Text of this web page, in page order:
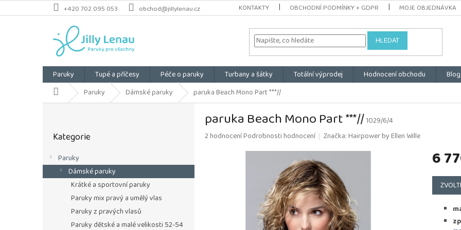
Přejít
na
+420 702 095 053 obchod@jillylenau.cz KONTAKTY OBCHODNÍ PODMÍNKY + GDPR MOJE OBJEDNÁVKA
HLEDAT
Paruky Tupé a příčesy Péče o paruky Turbany a šátky Totální výprodej Hodnocení obchodu Blog
Domů Paruky Dámské paruky paruka Beach Mono Part ***//
P
a
n
kategorie
Kategorie
Paruky
Dámské paruky
Krátké a sportovní paruky
Paruky mix pravý a umělý vlas
Paruky z pravých vlasů
Paruky dětské a malé velikosti 52-54
paruka Beach Mono Part ***//1029/6/4
Průměrné
2 hodnoceníPodrobnosti hodnocení Značka:Hairpower by Ellen Wille
6
Měrná
cena: